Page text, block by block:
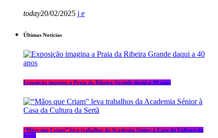
today20/02/2025
Últimas Notícias
Exposição imagina a Praia da Ribeira Grande daqui a 40 anos
“Mãos que Criam” leva trabalhos da Academia Sénior à Casa da Cultura da
Sertã